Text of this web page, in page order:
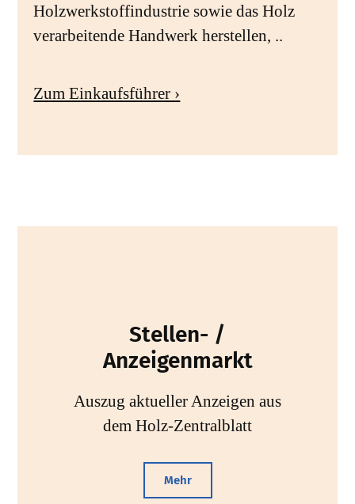
Holzwerkstoffindustrie sowie das Holz
verarbeitende Handwerk herstellen, ..
Zum Einkaufsführer ›
Stellen- /
Anzeigenmarkt
Auszug aktueller Anzeigen aus
dem Holz-Zentralblatt
Mehr